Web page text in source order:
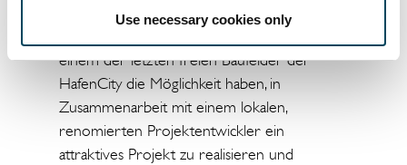
Use necessary cookies only
Michael Keune, Managing Director der CRIM,
einem der letzten freien Baufelder der
HafenCity die Möglichkeit haben, in
Zusammenarbeit mit einem lokalen,
renomierten Projektentwickler ein
attraktives Projekt zu realisieren und